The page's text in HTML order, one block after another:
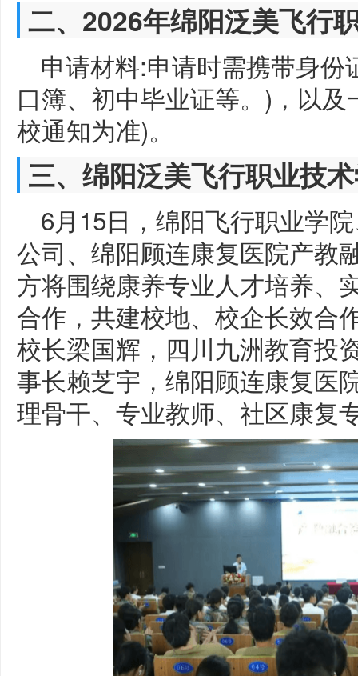
二、2026年绵阳泛美飞行
申请材料:申请时需携带身
口簿、初中毕业证等。)，以
校通知为准)。
三、绵阳泛美飞行职业技
6月15日，绵阳飞行职业学
公司、绵阳顾连康复医院产教
方将围绕康养专业人才培养、
合作，共建校地、校企长效合
校长梁国辉，四川九洲教育投
事长赖芝宇，绵阳顾连康复医
理骨干、专业教师、社区康复